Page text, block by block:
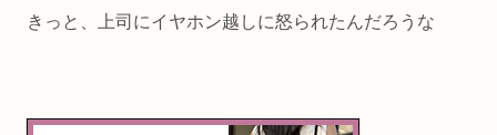
きっと、上司にイヤホン越しに怒られたんだろうな